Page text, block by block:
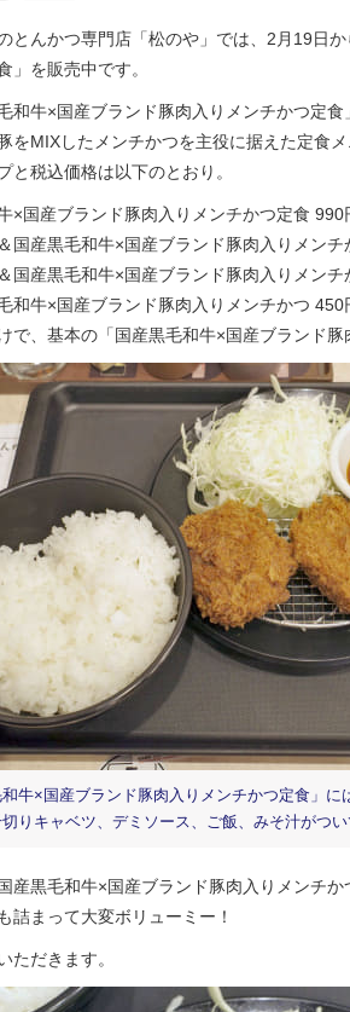
とんかつ専門店「松のや」では、2月19日
」を販売中です。
和牛×国産ブランド豚肉入りメンチかつ定
をMIXしたメンチかつを主役に据えた定食
と税込価格は以下のとおり。
×国産ブランド豚肉入りメンチかつ定食 990
国産黒毛和牛×国産ブランド豚肉入りメン
国産黒毛和牛×国産ブランド豚肉入りメン
和牛×国産ブランド豚肉入りメンチかつ 450
で、基本の「国産黒毛和牛×国産ブランド豚
和牛×国産ブランド豚肉入りメンチかつ定食」
りキャベツ、デミソース、ご飯、みそ汁がつい
産黒毛和牛×国産ブランド豚肉入りメンチ
詰まって大変ボリューミー！
ただきます。